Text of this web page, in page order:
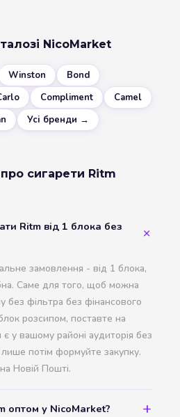
NicoMarket
Winston
Bond
Compliment
Camel
Усі бренди →
сигарети Ritm
Ritm від 1 блока без
замовлення - від 1 блока,
Саме для того, щоб можна
без фільтра без фінансового
розсипом, поставте на
у вашому районі аудиторія без
лише потім формуйте закупку.
Новій Пошті.
оптом у NicoMarket?